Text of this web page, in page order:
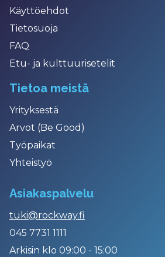
Käyttöehdot
Tietosuoja
FAQ
Etu- ja kulttuurisetelit
Tietoa meistä
Yrityksestä
Arvot (Be Good)
Työpaikat
Yhteistyö
Asiakaspalvelu
tuki@rockway.fi
045 7731 1111
Arkisin klo 09:00 - 15:00